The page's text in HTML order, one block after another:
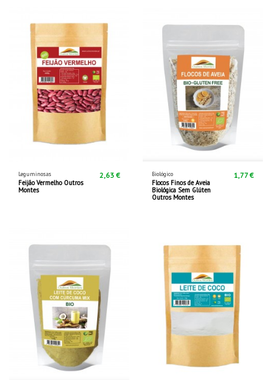
Leguminosas
Feijão Vermelho Outros
Montes
2,63 € Biológico
Flocos Finos de Aveia
Biológica Sem Glúten
Outros Montes
1,77 €